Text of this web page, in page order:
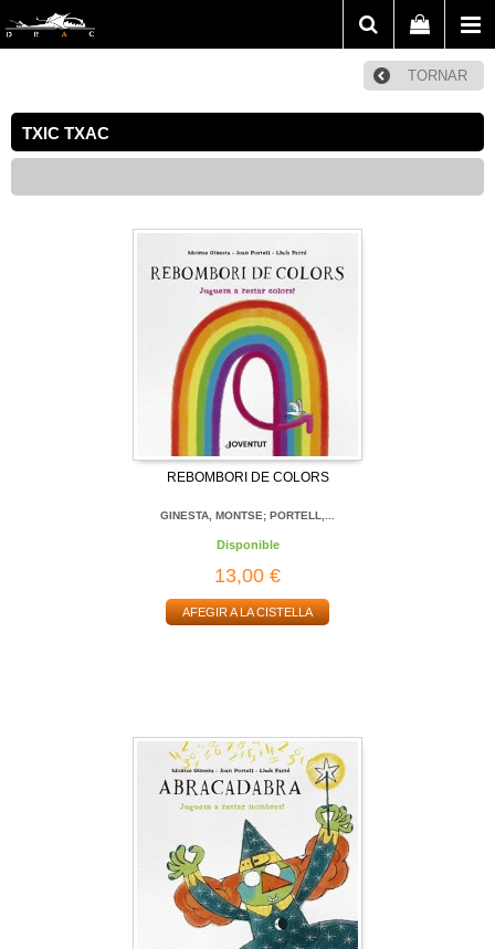
TORNAR
TXIC TXAC
REBOMBORI DE COLORS
GINESTA, MONTSE; PORTELL,...
Disponible
13,00 €
AFEGIR A LA CISTELLA